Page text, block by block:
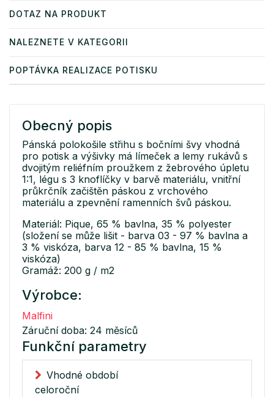
DOTAZ NA PRODUKT
NALEZNETE V KATEGORII
POPTÁVKA REALIZACE POTISKU
Obecný popis
Pánská polokošile střihu s bočními švy vhodná
pro potisk a výšivky má límeček a lemy rukávů s
dvojitým reliéfním proužkem z žebrového úpletu
1:1, légu s 3 knoflíčky v barvě materiálu, vnitřní
průkrčník začištěn páskou z vrchového
materiálu a zpevnění ramenních švů páskou.
Materiál: Pique, 65 % bavlna, 35 % polyester
(složení se může lišit - barva 03 - 97 % bavlna a
3 % viskóza, barva 12 - 85 % bavlna, 15 %
viskóza)
Gramáž: 200 g / m2
Výrobce:
Malfini
Záruční doba: 24 měsíců
Funkční parametry
Vhodné období
celoroční